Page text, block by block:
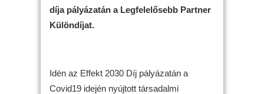
díja pályázatán a Legfelelősebb Partner
Különdíjat.
Idén az Effekt 2030 Díj pályázatán a
Covid19 idején nyújtott társadalmi